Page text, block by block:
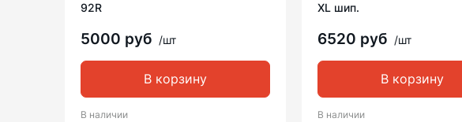
92R
5000 руб /шт
В корзину
В наличии
XL шип.
6520 руб /шт
В корзину
В наличии